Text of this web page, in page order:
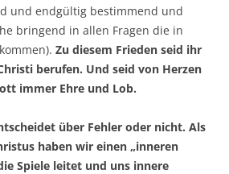
und endgültig bestimmend und
bringend in allen Fragen die in
Zu diesem Frieden seid ihr
berufen. Und seid von Herzen
immer Ehre und Lob.
über Fehler oder nicht. Als
haben wir einen „inneren
Spiele leitet und uns innere